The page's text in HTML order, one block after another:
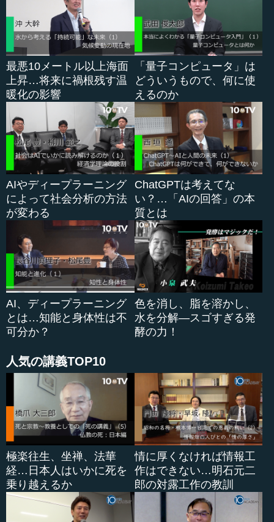
にはケーブルが付いており、自律型海中ロボットには付い
ていません。
このことを忘れる人が多いのですが、有人潜水艇はケー
ブルがないのです。後で説明しますが、ケーブルがないこ
とは、深い海に潜っていったときに有利です。反対に有索
無人潜水機はケーブル付きなので、とても大変なことがあ
ります。よく見ていただければ分かるように、いろいろな
特徴があり、現在ではROV遠隔操縦機が非常によく使われ
ています。
●ROVは海底でどのように活動するか
絵に描いたのは、ケーブル付きの遠隔操縦機です。実は
これには2種類あり、われわれは小さい方をカメラロボット
と呼んでいます。これは写真を撮ってくるだけのロボット
です。こうすれば、ROVは小さくて済みます。小さくて済
むと、取り扱いが簡単になります。もう一...
最悪10メートル以上海面
上昇…将来に禍根残す温
暖化の影響
「量子コンピュータ」は
どういうもので、何に使
えるのか
AIやディープラーニング
によって社会分析の方法
が変わる
ChatGPTは考えてな
い？…「AIの回答」の本
質とは
AI、ディープラーニング
とは…知能と身体性は不
可分か？
色を消し、脂を溶かし、
水を分解―スゴすぎる発
酵の力！
人気の講義TOP10
極楽往生、坐禅、法華
経…日本人はいかに死を
乗り越えるか
情に厚くなければ情報工
作はできない…明石元二
郎の対露工作の教訓